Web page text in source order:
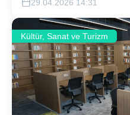
29.04.2026 14:31
Kültür, Sanat ve Turizm